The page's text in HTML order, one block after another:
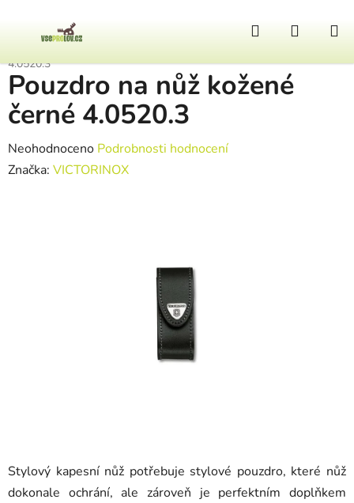
Hledat
Domů
4.0520.3
Stylový kapesní nůž potřebuje stylové pouzdro, které nůž
dokonale ochrání, ale zároveň je perfektním doplňkem
Pouzdro na nůž kožené
černé 4.0520.3
Průměrné hodnocení produktu je 0,0 z 5 hvězdiček.
Neohodnoceno Podrobnosti hodnocení
Značka: VICTORINOX